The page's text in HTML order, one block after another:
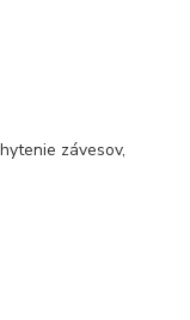
závesov,